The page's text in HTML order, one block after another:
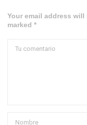
Your email address
marked *